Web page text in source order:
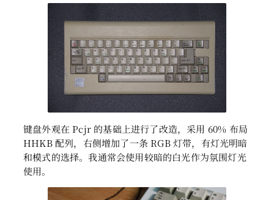
键盘外观在 Pcjr 的基础上进行了改造，采用 60% 布局
HHKB 配列，右侧增加了一条 RGB 灯带，有灯光明暗
和模式的选择。我通常会使用较暗的白光作为氛围灯光
使用。